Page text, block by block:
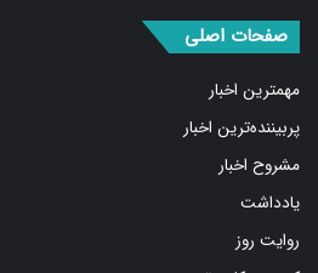
مهمترین اخبار
پربیننده‌ترین اخبار
مشروح اخبار
یادداشت
روایت روز
کسب و کار برتر